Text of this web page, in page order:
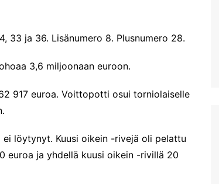
33 ja 36. Lisänumero 8. Plusnumero 28.
3,6 miljoonaan euroon.
917 euroa. Voittopotti osui torniolaiselle
löytynyt. Kuusi oikein -rivejä oli pelattu
euroa ja yhdellä kuusi oikein -rivillä 20